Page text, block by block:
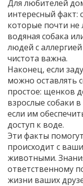
Для любителей
интересный факт:
которые почти не
водяная собака
людей с
чистота важна.
Наконец, если
можно оставлять
простое: щенков
взрослые собаки
если им
доступ к воде.
Эти факты
происходит с
животными.
ответственному
жизни ваших